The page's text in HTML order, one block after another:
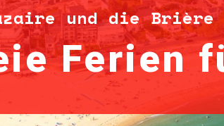
und die Brière
Ferien